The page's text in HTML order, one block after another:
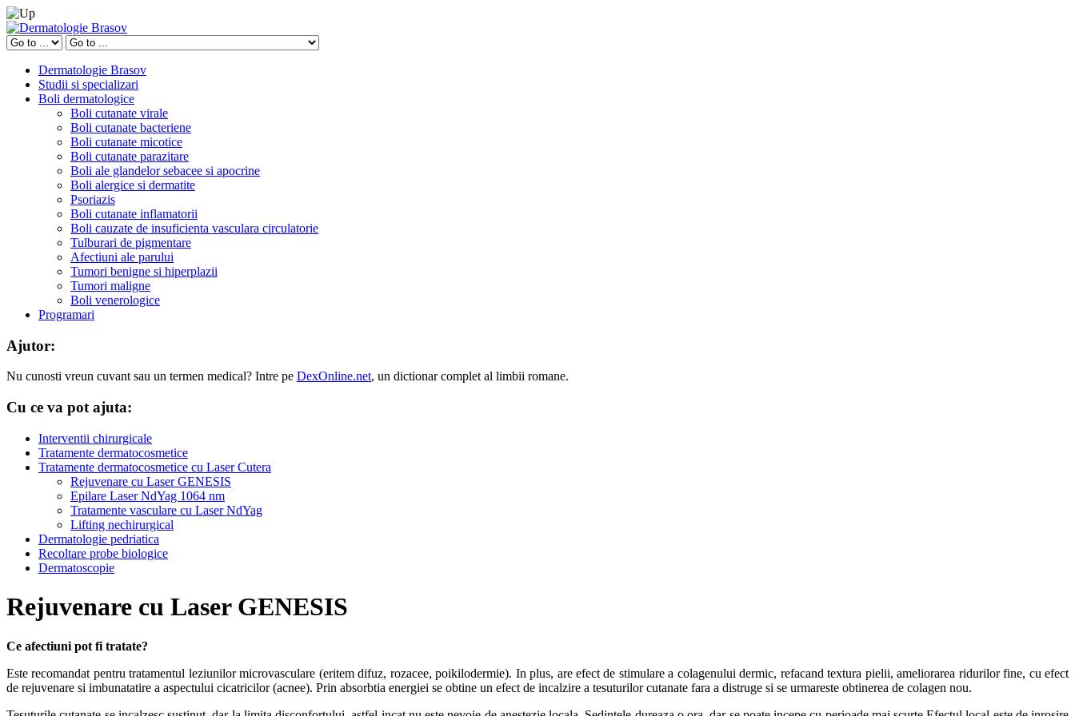
Dermatologie Brasov
Studii si specializari
Boli dermatologice
Boli cutanate virale
Boli cutanate bacteriene
Boli cutanate micotice
Boli cutanate parazitare
Boli ale glandelor sebacee si apocrine
Boli alergice si dermatite
Psoriazis
Boli cutanate inflamatorii
Boli cauzate de insuficienta vasculara circulatorie
Tulburari de pigmentare
Afectiuni ale parului
Tumori benigne si hiperplazii
Tumori maligne
Boli venerologice
Programari
Ajutor:
Nu cunosti vreun cuvant sau un termen medical? Intre pe DexOnline.net, un dictionar complet al limbii romane.
Cu ce va pot ajuta:
Interventii chirurgicale
Tratamente dermatocosmetice
Tratamente dermatocosmetice cu Laser Cutera
Rejuvenare cu Laser GENESIS
Epilare Laser NdYag 1064 nm
Tratamente vasculare cu Laser NdYag
Lifting nechirurgical
Dermatologie pedriatica
Recoltare probe biologice
Dermatoscopie
Rejuvenare cu Laser GENESIS
Ce afectiuni pot fi tratate?
Este recomandat pentru tratamentul leziunilor microvasculare (eritem difuz, rozacee, poikilodermie). In plus, are efect de stimulare a colagenului dermic, refacand textura pielii, ameliorarea ridurilor fine, cu efect
de rejuvenare si imbunatatire a aspectului cicatricilor (acnee). Prin absorbtia energiei se obtine un efect de incalzire a tesuturilor cutanate fara a distruge si se urmareste obtinerea de colagen nou.